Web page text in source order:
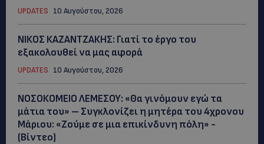
UPDATES 10 Αυγούστου, 2026
ΝΙΚΟΣ ΚΑΖΑΝΤΖΑΚΗΣ: Γιατί το έργο του
εξακολουθεί να μας αφορά
UPDATES 10 Αυγούστου, 2026
ΝΟΣΟΚΟΜΕΙΟ ΛΕΜΕΣΟΥ: «Θα γινόμουν εγώ τα
μάτια του» – Συγκλονίζει η μητέρα του 4χρονου
Μάριου: «Ζούμε σε μια επικίνδυνη πόλη» -
(Βίντεο)